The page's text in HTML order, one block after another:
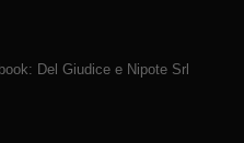
Del Giudice e Nipote Srl